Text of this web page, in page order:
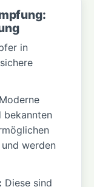
in
Moderne
bekannten
werden
Diese sind